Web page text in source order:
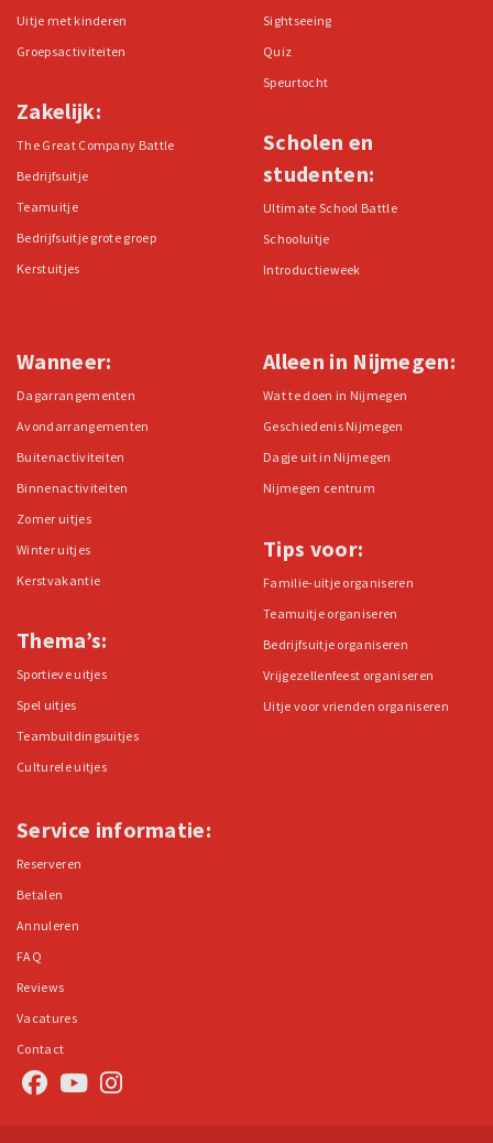
Uitje met kinderen
Groepsactiviteiten
Zakelijk:
The Great Company Battle
Bedrijfsuitje
Teamuitje
Bedrijfsuitje grote groep
Kerstuitjes
Sightseeing
Quiz
Speurtocht
Scholen en
studenten:
Ultimate School Battle
Schooluitje
Introductieweek
Wanneer:
Dagarrangementen
Avondarrangementen
Buitenactiviteiten
Binnenactiviteiten
Zomer uitjes
Winter uitjes
Kerstvakantie
Thema’s:
Sportieve uitjes
Spel uitjes
Teambuildingsuitjes
Culturele uitjes
Alleen in Nijmegen:
Wat te doen in Nijmegen
Geschiedenis Nijmegen
Dagje uit in Nijmegen
Nijmegen centrum
Tips voor:
Familie-uitje organiseren
Teamuitje organiseren
Bedrijfsuitje organiseren
Vrijgezellenfeest organiseren
Uitje voor vrienden organiseren
Service informatie:
Reserveren
Betalen
Annuleren
FAQ
Reviews
Vacatures
Contact